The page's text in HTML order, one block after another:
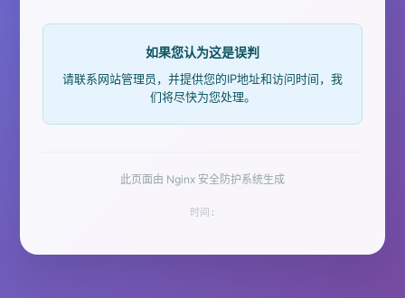
如果您认为这是误判
请联系网站管理员，并提供您的IP地址和访问时间，我
们将尽快为您处理。
此页面由 Nginx 安全防护系统生成
时间: